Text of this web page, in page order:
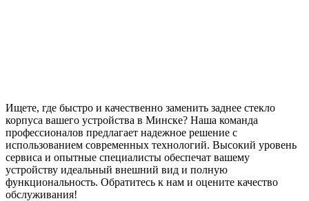
Ищете, где быстро и качественно заменить заднее стекло
корпуса вашего устройства в Минске? Наша команда
профессионалов предлагает надежное решение с
использованием современных технологий. Высокий уровень
сервиса и опытные специалисты обеспечат вашему
устройству идеальный внешний вид и полную
функциональность. Обратитесь к нам и оцените качество
обслуживания!